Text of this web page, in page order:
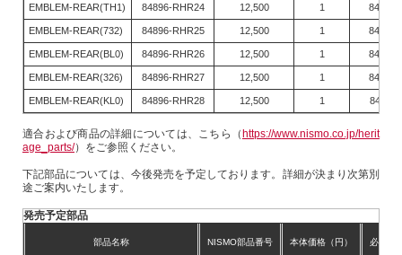
EMBLEM-REAR(TH1) 84896-RHR24 12,500 1 84896-
EMBLEM-REAR(732) 84896-RHR25 12,500 1 84896-
EMBLEM-REAR(BL0) 84896-RHR26 12,500 1 84896-
EMBLEM-REAR(326) 84896-RHR27 12,500 1 84896-
EMBLEM-REAR(KL0) 84896-RHR28 12,500 1 84896-
適合および商品の詳細については、こちら（https://www.nismo.co.jp/herit
age_parts/）をご参照ください。
下記部品については、今後発売を予定しております。詳細が決まり次第別
途ご案内いたします。
発売予定部品
部品名称 NISMO部品番号 本体価格（円） 必要数/